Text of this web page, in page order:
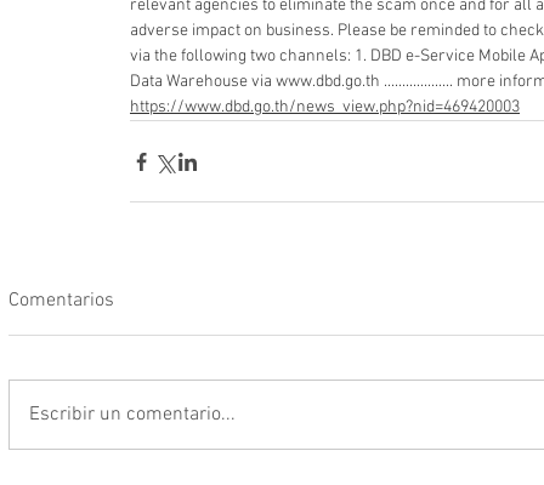
relevant agencies to eliminate the scam once and for all
adverse impact on business. Please be reminded to
via the following two channels: 1. DBD e-Service Mobile
Data Warehouse via www.dbd.go.th ................... more
https://www.dbd.go.th/news_view.php?nid=469420003
Comentarios
Escribir un comentario...